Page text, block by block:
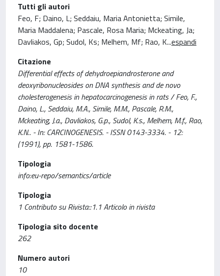
Tutti gli autori
Feo, F; Daino, L; Seddaiu, Maria Antonietta; Simile,
Maria Maddalena; Pascale, Rosa Maria; Mckeating, Ja;
Davliakos, Gp; Sudol, Ks; Melhem, Mf; Rao, K...espandi
Citazione
Differential effects of dehydroepiandrosterone and
deoxyribonucleosides on DNA synthesis and de novo
cholesterogenesis in hepatocarcinogenesis in rats / Feo, F.,
Daino, L., Seddaiu, M.A., Simile, M.M., Pascale, R.M.,
Mckeating, J.a., Davliakos, G.p., Sudol, K.s., Melhem, M.f., Rao,
K.N.. - In: CARCINOGENESIS. - ISSN 0143-3334. - 12:
(1991), pp. 1581-1586.
Tipologia
info:eu-repo/semantics/article
Tipologia
1 Contributo su Rivista::1.1 Articolo in rivista
Tipologia sito docente
262
Numero autori
10